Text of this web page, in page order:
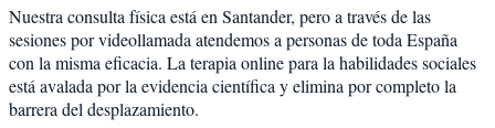
Nuestra consulta física está en Santander, pero a través de las
sesiones por videollamada atendemos a personas de toda España
con la misma eficacia. La terapia online para lahabilidades sociales
está avalada por la evidencia científica y elimina por completo la
barrera del desplazamiento.